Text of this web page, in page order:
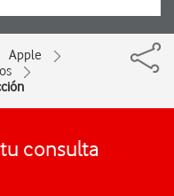
Apple
consulta